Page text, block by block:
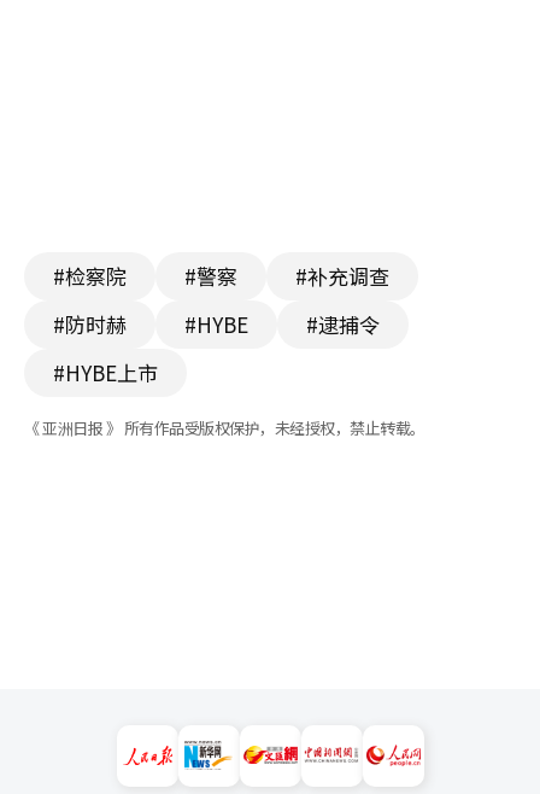
#检察院 #警察
#补充调查
#防时赫
#HYBE
#逮捕令
#HYBE上市
《 亚洲日报 》 所有作品受版权保护，未经授权，禁止转载。